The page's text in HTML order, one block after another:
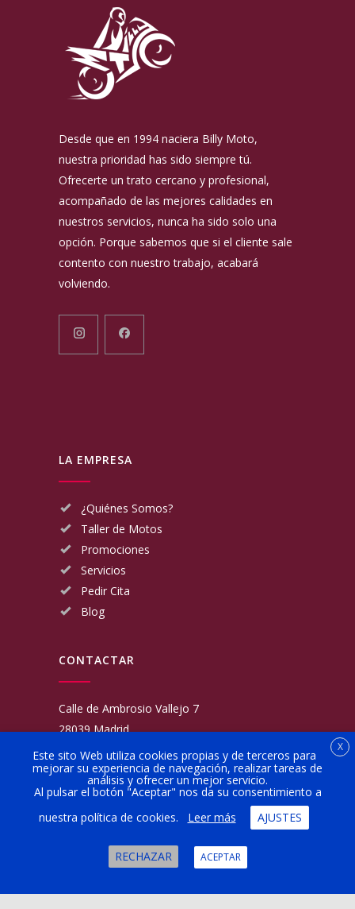
Desde que en 1994 naciera Billy Moto,
nuestra prioridad has sido siempre tú.
Ofrecerte un trato cercano y profesional,
acompañado de las mejores calidades en
nuestros servicios, nunca ha sido solo una
opción. Porque sabemos que si el cliente sale
contento con nuestro trabajo, acabará
volviendo.
LA EMPRESA
¿Quiénes Somos?
Taller de Motos
Promociones
Servicios
Pedir Cita
Blog
CONTACTAR
Calle de Ambrosio Vallejo 7
28039 Madrid
Fijo:
913 117 462
Movil:
676 566 970
administracion@talleresgarciamartinezehijos.com
Lun a Vier:
9:00 a 14:00
16:00 a 20:00
X
Este sito Web utiliza cookies propias y de terceros para
mejorar su experiencia de navegación, realizar tareas de
análisis y ofrecer un mejor servicio.
Al pulsar el botón "Aceptar" nos da su consentimiento a
nuestra política de cookies.
Leer más AJUSTES
RECHAZAR ACEPTAR